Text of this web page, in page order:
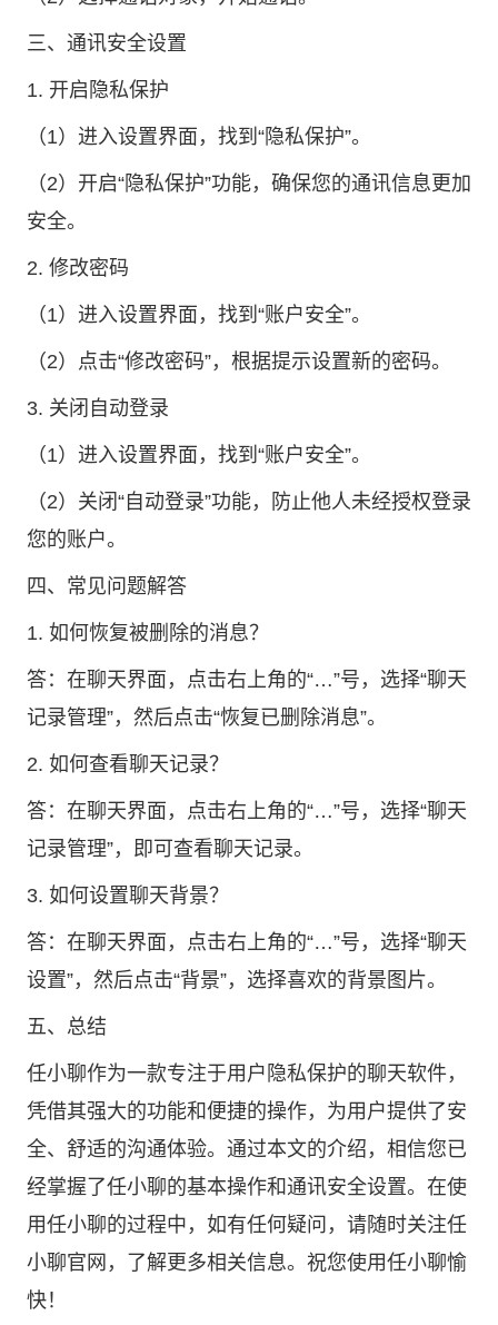
三、通讯安全设置
1. 开启隐私保护
（1）进入设置界面，找到“隐私保护”。
（2）开启“隐私保护”功能，确保您的通讯信息更加
安全。
2. 修改密码
（1）进入设置界面，找到“账户安全”。
（2）点击“修改密码”，根据提示设置新的密码。
3. 关闭自动登录
（1）进入设置界面，找到“账户安全”。
（2）关闭“自动登录”功能，防止他人未经授权登录
您的账户。
四、常见问题解答
1. 如何恢复被删除的消息？
答：在聊天界面，点击右上角的“…”号，选择“聊天
记录管理”，然后点击“恢复已删除消息”。
2. 如何查看聊天记录？
答：在聊天界面，点击右上角的“…”号，选择“聊天
记录管理”，即可查看聊天记录。
3. 如何设置聊天背景？
答：在聊天界面，点击右上角的“…”号，选择“聊天
设置”，然后点击“背景”，选择喜欢的背景图片。
五、总结
任小聊作为一款专注于用户隐私保护的聊天软件，
凭借其强大的功能和便捷的操作，为用户提供了安
全、舒适的沟通体验。通过本文的介绍，相信您已
经掌握了任小聊的基本操作和通讯安全设置。在使
用任小聊的过程中，如有任何疑问，请随时关注任
小聊官网，了解更多相关信息。祝您使用任小聊愉
快！